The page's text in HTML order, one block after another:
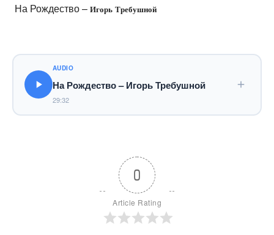
На Рождество – Игорь Требушной
AUDIO
На Рождество – Игорь Требушной
29:32
0
Article Rating